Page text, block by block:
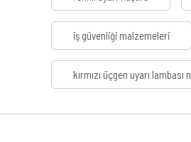
iş güvenliği malzemeleri
kırmızı üçgen uyarı lambası